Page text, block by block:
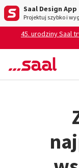
Saal Design App
Projektuj szybko i
45. urodziny Saal